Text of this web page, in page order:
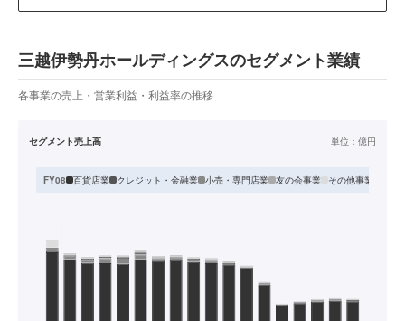
三越伊勢丹ホールディングスのセグメント業績
各事業の売上・営業利益・利益率の推移
セグメント売上高 単位： 億円
FY08 百貨店業 クレジット・金融業 小売・専門店業 友の会事業 その他事業